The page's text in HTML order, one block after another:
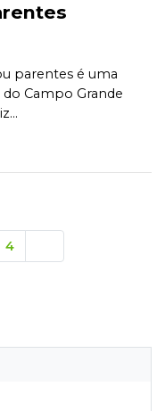
parentes é uma
Campo Grande
4